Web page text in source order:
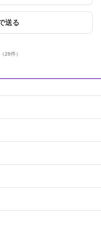
送る
（28件）